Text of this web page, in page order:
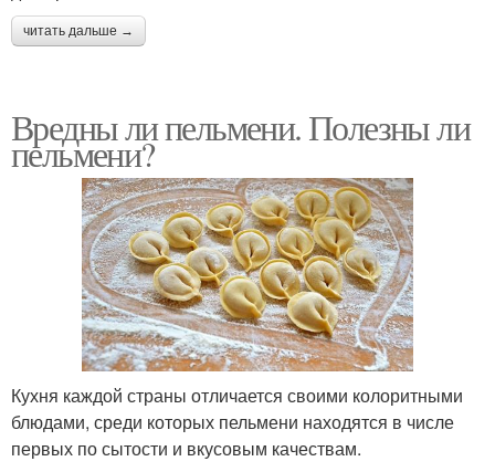
читать дальше →
Вредны ли пельмени. Полезны ли
пельмени?
Кухня каждой страны отличается своими колоритными
блюдами, среди которых пельмени находятся в числе
первых по сытости и вкусовым качествам.